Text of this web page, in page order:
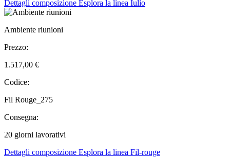
Dettagli composizione Esplora la linea Iulio
Ambiente riunioni
Prezzo:
1.517,00 €
Codice:
Fil Rouge_275
Consegna:
20 giorni lavorativi
Dettagli composizione Esplora la linea Fil-rouge